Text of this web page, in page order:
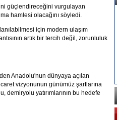
güçlendireceğini vurgulayan
hamlesi olacağını söyledi.
için modern ulaşım
artık bir tercih değil, zorunluluk
Anadolu'nun dünyaya açılan
vizyonunun günümüz şartlarına
yatırımlarının bu hedefe